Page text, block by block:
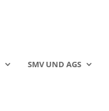
SMV UND AGS